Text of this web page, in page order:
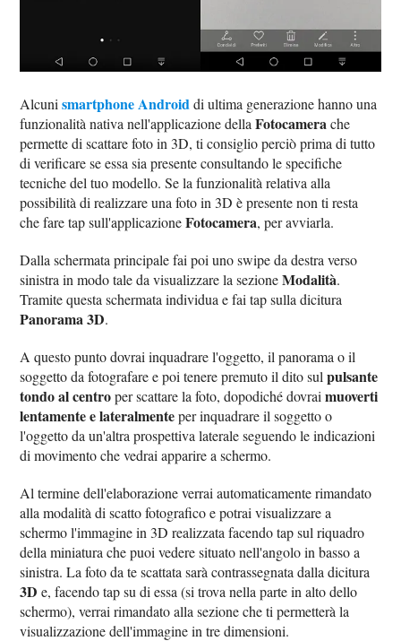
Alcunismartphone Androiddi ultima generazione hanno una
funzionalità nativa nell'applicazione dellaFotocamerache
permette di scattare foto in 3D, ti consiglio perciò prima di tutto
di verificare se essa sia presente consultando le specifiche
tecniche del tuo modello. Se la funzionalità relativa alla
possibilità di realizzare una foto in 3D è presente non ti resta
che fare tap sull'applicazioneFotocamera, per avviarla.
Dalla schermata principale fai poi uno swipe da destra verso
sinistra in modo tale da visualizzare la sezioneModalità.
Tramite questa schermata individua e fai tap sulla dicitura
Panorama 3D.
A questo punto dovrai inquadrare l'oggetto, il panorama o il
soggetto da fotografare e poi tenere premuto il dito sulpulsante
tondo al centroper scattare la foto, dopodiché dovraimuoverti
lentamente e lateralmenteper inquadrare il soggetto o
l'oggetto da un'altra prospettiva laterale seguendo le indicazioni
di movimento che vedrai apparire a schermo.
Al termine dell'elaborazione verrai automaticamente rimandato
alla modalità di scatto fotografico e potrai visualizzare a
schermo l'immagine in 3D realizzata facendo tap sul riquadro
della miniatura che puoi vedere situato nell'angolo in basso a
sinistra. La foto da te scattata sarà contrassegnata dalla dicitura
3D e, facendo tap su di essa (si trova nella parte in alto dello
schermo), verrai rimandato alla sezione che ti permetterà la
visualizzazione dell'immagine in tre dimensioni.